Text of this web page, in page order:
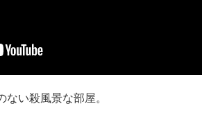
い殺風景な部屋。